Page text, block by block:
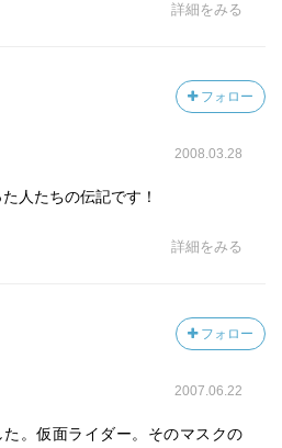
詳細をみる
フォロー
2008.03.28
人たちの伝記です！
詳細をみる
フォロー
2007.06.22
。仮面ライダー。そのマスクの